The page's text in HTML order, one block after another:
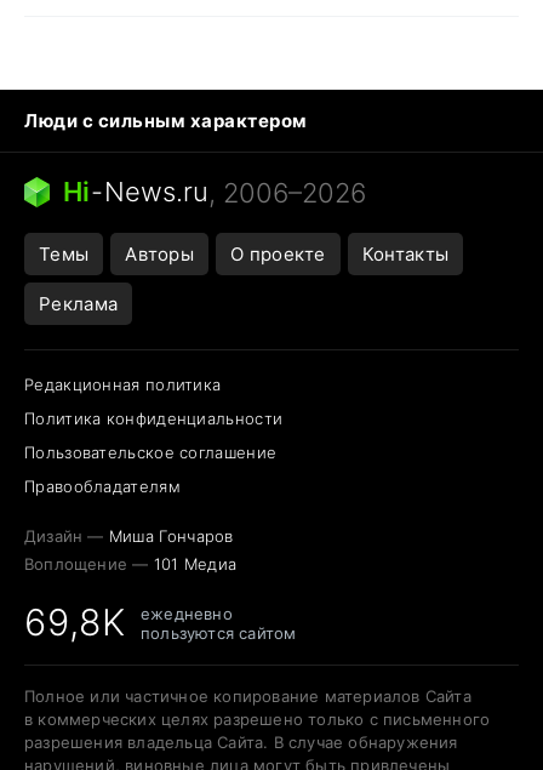
Люди с сильным характером
Кошка писает на кровать
Тунцы в океанариуме
Ядовитые пауки России
Города в ядерной войне
Открытие в Google Maps
Hi-News.ru, 2006–2026
Темы Авторы О проекте Контакты
Реклама
Редакционная политика
Политика конфиденциальности
Пользовательское соглашение
Правообладателям
Дизайн — Миша Гончаров
Воплощение — 101 Медиа
69,8K
ежедневно
пользуются сайтом
Полное или частичное копирование материалов Сайта
в коммерческих целях разрешено только с письменного
разрешения владельца Сайта. В случае обнаружения
нарушений, виновные лица могут быть привлечены